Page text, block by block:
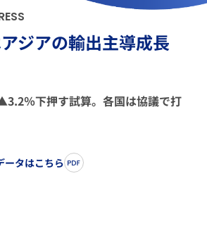
ESS
ジアの輸出主導成長
％下押す試算。各国は協議で打
ータはこちら